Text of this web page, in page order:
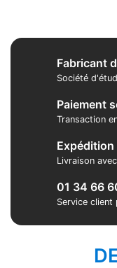
Fabricant
Société
Paiement
Transaction
Livraison
01 34 66
Service client